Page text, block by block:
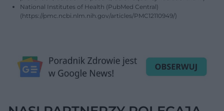
National Institutes of Health (PubMed Central)
(https://pmc.ncbi.nlm.nih.gov/articles/PMC12110949/)